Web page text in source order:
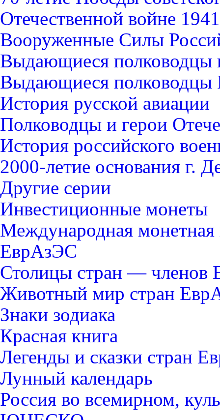
Отечественной войне
Вооруженные Силы
Выдающиеся полководцы
Выдающиеся полководцы
История русской авиации
Полководцы и герои
История российского
2000-летие основания г.
Другие серии
Инвестиционные монеты
Международная монетная
ЕврАзЭС
Столицы стран — членов
Животный мир стран
Знаки зодиака
Красная книга
Легенды и сказки стран
Лунный календарь
Россия во всемирном,